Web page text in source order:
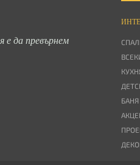
е да превърнем
БАНЯ